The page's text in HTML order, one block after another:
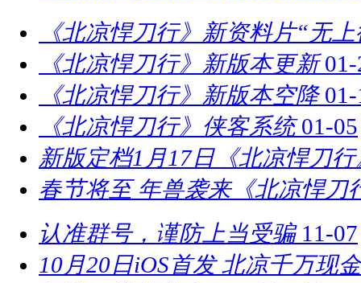
《北凉悍刀行》新资料片“无
《北凉悍刀行》新版本更新
《北凉悍刀行》新版本空降
《北凉悍刀行》侠客系统 01-05
新版定档1月17日《北凉悍刀
春节将至 年兽袭来《北凉悍刀
认准群号，谨防上当受骗 11-07
10月20日iOS首发 北凉千万现